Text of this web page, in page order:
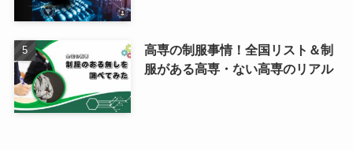
高専の制服事情！全国リスト＆制
服がある高専・ない高専のリアル